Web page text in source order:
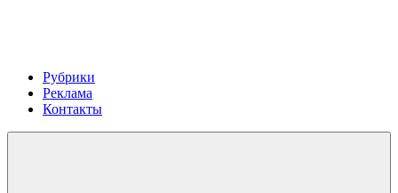
Рубрики
Реклама
Контакты